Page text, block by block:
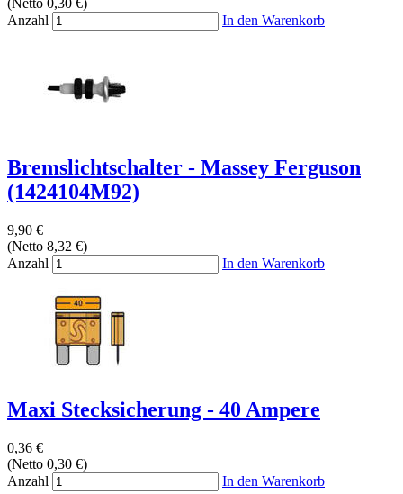
Anzahl
In den Warenkorb
Bremslichtschalter - Massey Ferguson
(1424104M92)
9,90 €
(Netto 8,32 €)
Anzahl
In den Warenkorb
Maxi Stecksicherung - 40 Ampere
0,36 €
(Netto 0,30 €)
Anzahl
In den Warenkorb